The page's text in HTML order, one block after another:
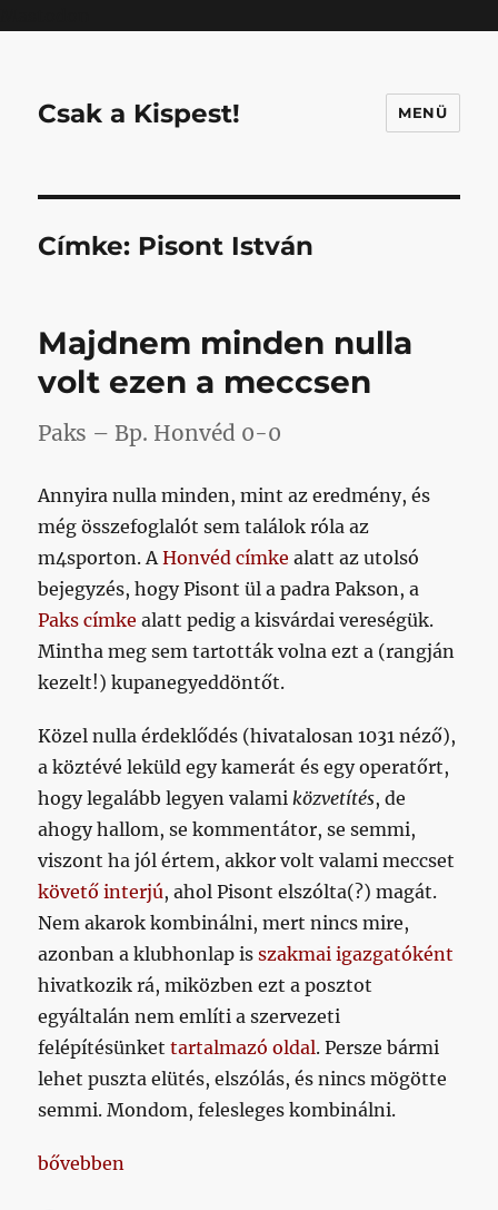
Csak a Kispest! MENÜ
Címke: Pisont István
Majdnem minden nulla
volt ezen a meccsen
Paks – Bp. Honvéd 0-0
Annyira nulla minden, mint az eredmény, és
még összefoglalót sem találok róla az
m4sporton. AHonvéd címke alatt az utolsó
bejegyzés, hogy Pisont ül a padra Pakson, a
Paks címke alatt pedig a kisvárdai vereségük.
Mintha meg sem tartották volna ezt a (rangján
kezelt!) kupanegyeddöntőt.
Közel nulla érdeklődés (hivatalosan 1031 néző),
a köztévé leküld egy kamerát és egy operatőrt,
hogy legalább legyen valamiközvetítés, de
ahogy hallom, se kommentátor, se semmi,
viszont ha jól értem, akkor volt valami meccset
követő interjú, ahol Pisont elszólta(?) magát.
Nem akarok kombinálni, mert nincs mire,
azonban a klubhonlap isszakmai igazgatóként
hivatkozik rá, miközben ezt a posztot
egyáltalán nem említi a szervezeti
felépítésünkettartalmazó oldal. Persze bármi
lehet puszta elütés, elszólás, és nincs mögötte
semmi. Mondom, felesleges kombinálni.
„Majdnem minden nulla volt ezen a meccsen”
bővebben